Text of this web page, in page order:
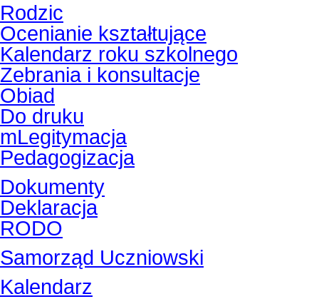
Rodzic
Ocenianie kształtujące
Kalendarz roku szkolnego
Zebrania i konsultacje
Obiad
Do druku
mLegitymacja
Pedagogizacja
Dokumenty
Deklaracja
RODO
Samorząd Uczniowski
Kalendarz